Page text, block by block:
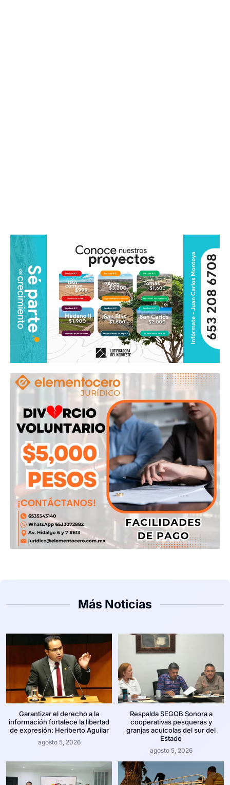
Más Noticias
Garantizar el derecho a la
información fortalece la libertad
de expresión: Heriberto Aguilar
agosto 5, 2026
Respalda SEGOB Sonora a
cooperativas pesqueras y
granjas acuícolas del sur del
Estado
agosto 5, 2026